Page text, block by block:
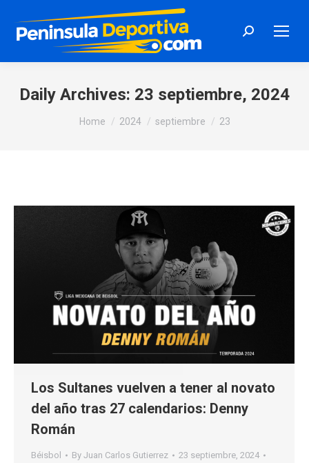
Search:
Daily Archives: 23 septiembre, 2024
You are here:
Home 2024 septiembre 23
Los Sultanes vuelven a tener al novato
del año tras 27 calendarios: Denny
Román
Béisbol By Juan Carlos Gutierrez
23 septiembre, 2024